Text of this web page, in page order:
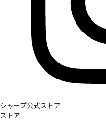
シャープ公式ストア
ストア